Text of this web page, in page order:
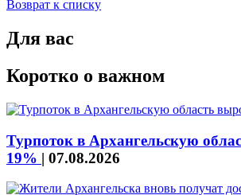
Возврат к списку
Для вас
Коротко о важном
Турпоток в Архангельскую
19% | 07.08.2026